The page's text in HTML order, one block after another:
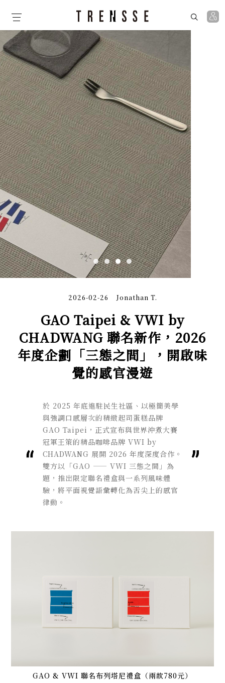
GAO Taipei & VWI by
CHADWANG 聯名新作，2026
年度企劃「三態之間」，開啟味
覺的感官漫遊
Jonathan T.
2026-02-26
於 2025 年底進駐民生社區、以極簡美學
與強調口感層次的精緻起司蛋糕品牌
GAO Taipei，正式宣布與世界沖煮大賽
冠軍王策的精品咖啡品牌 VWI by
CHADWANG 展開 2026 年度深度合作。
雙方以「GAO —— VWI 三態之間」為
題，推出限定聯名禮盒與一系列風味體
驗，將平面視覺語彙轉化為舌尖上的感官
律動。
GAO & VWI 聯名布列塔尼禮盒（兩款780元）